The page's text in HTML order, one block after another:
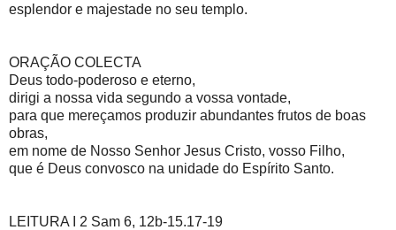
esplendor e majestade no seu templo.
ORAÇÃO COLECTA
Deus todo-poderoso e eterno,
dirigi a nossa vida segundo a vossa vontade,
para que mereçamos produzir abundantes frutos de boas
obras,
em nome de Nosso Senhor Jesus Cristo, vosso Filho,
que é Deus convosco na unidade do Espírito Santo.
LEITURA I 2 Sam 6, 12b-15.17-19